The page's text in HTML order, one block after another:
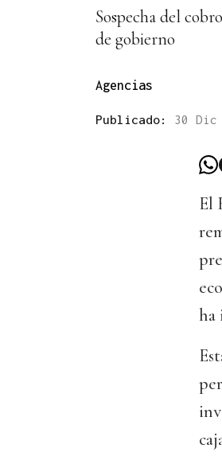
Sospecha del
de gobierno
Agencias
Publicado: 30
El
ha